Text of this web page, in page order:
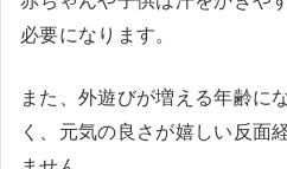
必要になります。
また、外遊びが増える年齢に
く、元気の良さが嬉しい反面